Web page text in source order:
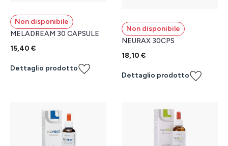
Non disponibile
MELADREAM 30 CAPSULE
15,40 €
Dettaglio prodotto
Non disponibile
NEURAX 30CPS
18,10 €
Dettaglio prodotto